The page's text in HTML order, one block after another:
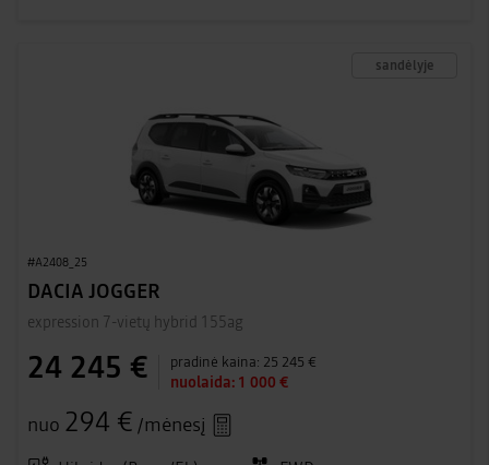
sandėlyje
#A2408_25
DACIA JOGGER
expression 7-vietų hybrid 155ag
24 245 € pradinė kaina: 25 245 €
nuolaida: 1 000 €
nuo 294 € /mėnesį